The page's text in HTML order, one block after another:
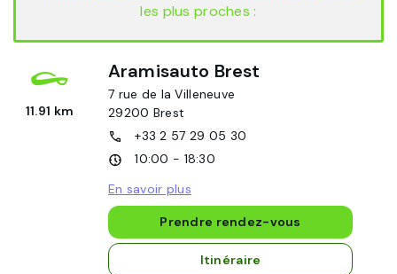
les plus proches :
11.91 km
Aramisauto Brest
7 rue de la Villeneuve
29200 Brest
+33 2 57 29 05 30
10:00 - 18:30
En savoir plus
Prendre rendez-vous
Itinéraire